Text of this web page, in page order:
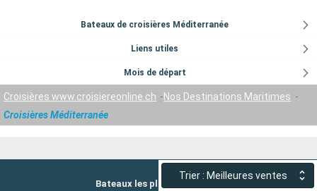
Trier : Meilleures ventes
Bateaux de croisières Méditerranée
Liens utiles
Mois de départ
Croisières www.croisiereonline.ch
Nos Destinations Maritimes
Croisières Méditerranée
Bateaux les plus recherchés